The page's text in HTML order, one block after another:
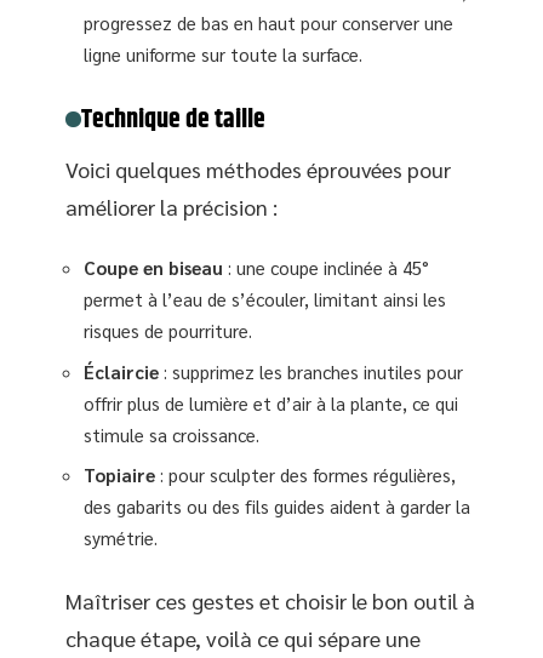
progressez de bas en haut pour conserver une
ligne uniforme sur toute la surface.
Technique de taille
Voici quelques méthodes éprouvées pour
améliorer la précision :
Coupe en biseau : une coupe inclinée à 45°
permet à l’eau de s’écouler, limitant ainsi les
risques de pourriture.
Éclaircie : supprimez les branches inutiles pour
offrir plus de lumière et d’air à la plante, ce qui
stimule sa croissance.
Topiaire : pour sculpter des formes régulières,
des gabarits ou des fils guides aident à garder la
symétrie.
Maîtriser ces gestes et choisir le bon outil à
chaque étape, voilà ce qui sépare une